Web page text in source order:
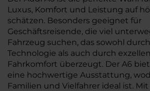
Luxus, Komfort und Leistung auf
schätzen. Besonders geeignet für
Geschäftsreisende, die viel
Fahrzeug suchen, das sowohl
Technologie als auch durch
Fahrkomfort überzeugt. Der A6
eine hochwertige Ausstattung,
Familien und Vielfahrer ideal ist.